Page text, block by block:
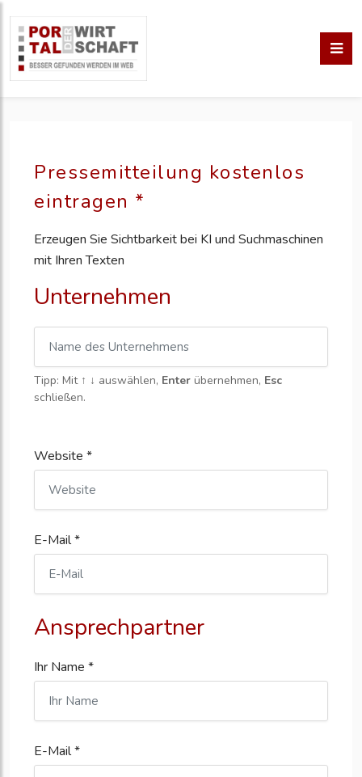
Pressemitteilung kostenlos
eintragen *
Erzeugen Sie Sichtbarkeit bei KI und Suchmaschinen
mit Ihren Texten
Unternehmen
Tipp: Mit ↑ ↓ auswählen, Enter übernehmen, Esc
schließen.
Website *
E-Mail *
Ansprechpartner
Ihr Name *
E-Mail *